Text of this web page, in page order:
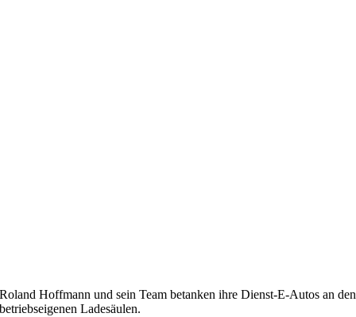
Roland Hoffmann und sein Team betanken ihre Dienst-E-Autos an den
betriebseigenen Ladesäulen.